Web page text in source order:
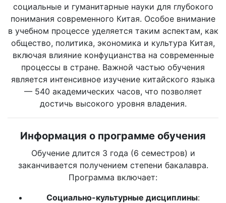
социальные и гуманитарные науки для глубокого
понимания современного Китая. Особое внимание
в учебном процессе уделяется таким аспектам, как
общество, политика, экономика и культура Китая,
включая влияние конфуцианства на современные
процессы в стране. Важной частью обучения
является интенсивное изучение китайского языка
— 540 академических часов, что позволяет
достичь высокого уровня владения.
Информация о программе обучения
Обучение длится 3 года (6 семестров) и
заканчивается получением степени бакалавра.
Программа включает:
Социально-культурные дисциплины: